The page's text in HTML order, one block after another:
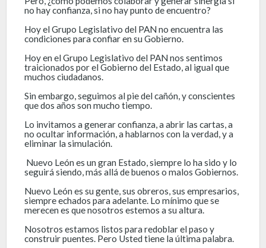
no hay confianza, si no hay punto de encuentro?
Hoy el Grupo Legislativo del PAN no encuentra las
condiciones para confiar en su Gobierno.
Hoy en el Grupo Legislativo del PAN nos sentimos
traicionados por el Gobierno del Estado, al igual que
muchos ciudadanos.
Sin embargo, seguimos al pie del cañón, y conscientes
que dos años son mucho tiempo.
Lo invitamos a generar confianza, a abrir las cartas, a
no ocultar información, a hablarnos con la verdad, y a
eliminar la simulación.
Nuevo León es un gran Estado, siempre lo ha sido y lo
seguirá siendo, más allá de buenos o malos Gobiernos.
Nuevo León es su gente, sus obreros, sus empresarios,
siempre echados para adelante. Lo mínimo que se
merecen es que nosotros estemos a su altura.
Nosotros estamos listos para redoblar el paso y
construir puentes. Pero Usted tiene la última palabra.